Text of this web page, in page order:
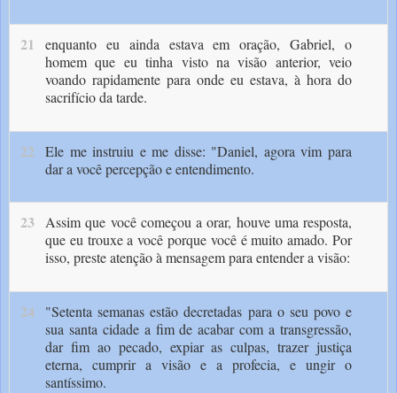
21
enquanto eu ainda estava em oração, Gabriel, o
homem que eu tinha visto na visão anterior, veio
voando rapidamente para onde eu estava, à hora do
sacrifício da tarde.
22
Ele me instruiu e me disse: "Daniel, agora vim para
dar a você percepção e entendimento.
23
Assim que você começou a orar, houve uma resposta,
que eu trouxe a você porque você é muito amado. Por
isso, preste atenção à mensagem para entender a visão:
24
"Setenta semanas estão decretadas para o seu povo e
sua santa cidade a fim de acabar com a transgressão,
dar fim ao pecado, expiar as culpas, trazer justiça
eterna, cumprir a visão e a profecia, e ungir o
santíssimo.